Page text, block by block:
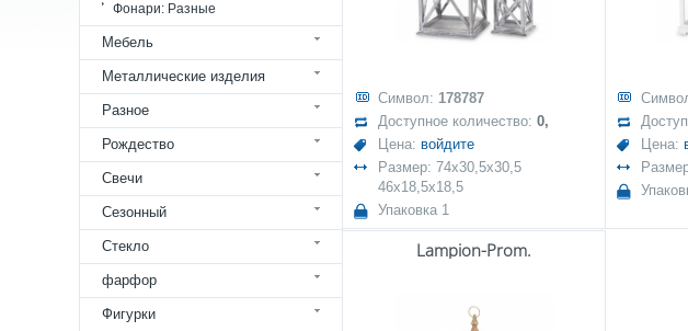
Фонари: Разные
Мебель
Металлические изделия
Разное
Рождество
Свечи
Сезонный
Стекло
фарфор
Фигурки
Символ: 178787
Доступное количество: 0,
Цена: войдите
Размер: 74x30,5x30,5
46x18,5x18,5
Упаковка 1
Цена:
Lampion-Prom.